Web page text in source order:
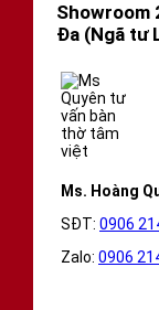
Showroom
Đa (Ngã tư
Ms. Hoàng
SĐT: 0906
Zalo: 0906